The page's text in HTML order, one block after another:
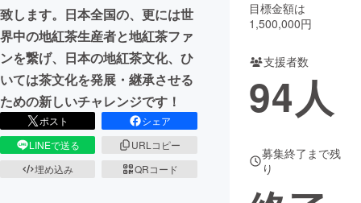
CAMPFIREふるさと納税machi-ya コミュニティ
致します。日本全国の、更には世
界中の地紅茶生産者と地紅茶ファ
ンを繋げ、日本の地紅茶文化、ひ
いては茶文化を発展・継承させる
ための新しいチャレンジです！
ポスト
シェア
LINEで送る
URLコピー
埋め込み
QRコード
目標金額は
1,500,000円
支援者数
94人
募集終了まで残
り